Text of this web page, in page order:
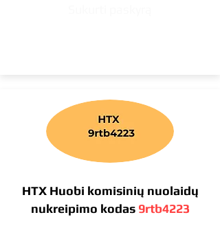
HTX Huobi komisinių nuolaidų
nukreipimo kodas 9rtb4223